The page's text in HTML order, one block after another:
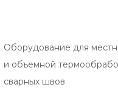
Оборудование для
и объемной
сварных швов